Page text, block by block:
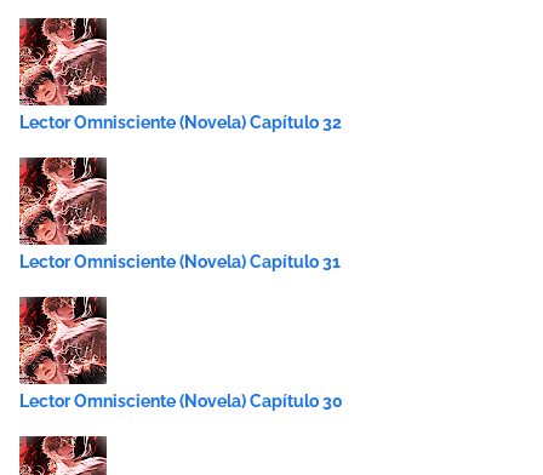
Lector Omnisciente (Novela) Capítulo 32
Lector Omnisciente (Novela) Capítulo 31
Lector Omnisciente (Novela) Capítulo 30